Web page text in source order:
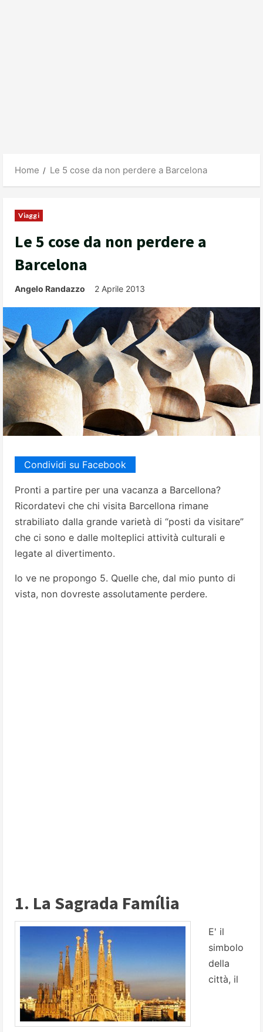
Home Le 5 cose da non perdere a Barcelona
Viaggi
Le 5 cose da non perdere a
Barcelona
Angelo Randazzo 2 Aprile 2013
Condividi su Facebook
Pronti a partire per una vacanza a Barcellona?
Ricordatevi che chi visita Barcellona rimane
strabiliato dalla grande varietà di “posti da visitare”
che ci sono e dalle molteplici attività culturali e
legate al divertimento.
Io ve ne propongo 5. Quelle che, dal mio punto di
vista, non dovreste assolutamente perdere.
1. La Sagrada Família
E' il
simbolo
della
città, il